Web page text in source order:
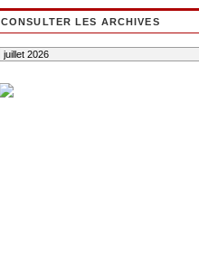
CONSULTER LES ARCHIVES